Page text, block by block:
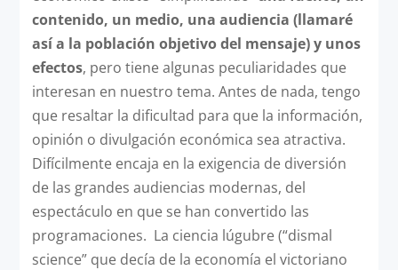
contenido, un medio, una audiencia (llamaré
así a la población objetivo del mensaje) y unos
efectos, pero tiene algunas peculiaridades que
interesan en nuestro tema. Antes de nada, tengo
que resaltar la dificultad para que la información,
opinión o divulgación económica sea atractiva.
Difícilmente encaja en la exigencia de diversión
de las grandes audiencias modernas, del
espectáculo en que se han convertido las
programaciones. La ciencia lúgubre (“dismal
science” que decía de la economía el victoriano